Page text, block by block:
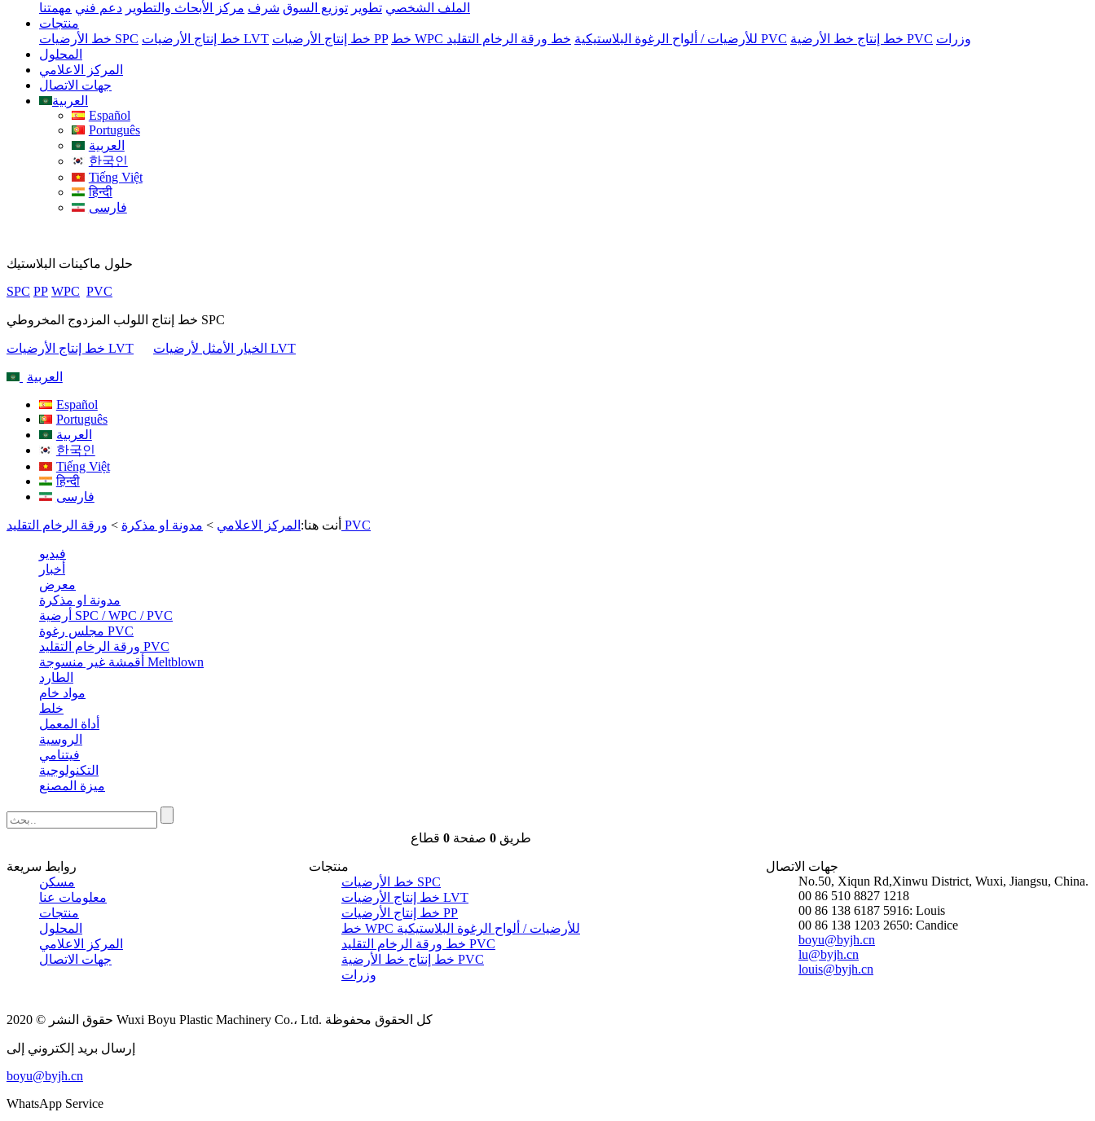
الملف الشخصي تطوير توزيع السوق شرف مركز الأبحاث والتطوير دعم فني مهمتنا
منتجات
خط الأرضيات SPC
خط إنتاج الأرضيات LVT خط إنتاج الأرضيات PP خط WPC للأرضيات / ألواح الرغوة البلاستيكية خط ورقة الرخام التقليد PVC خط إنتاج خط الأرضية PVC وزرات
المحلول
المركز الاعلامي
جهات الاتصال
العربية
Español
Português
العربية
한국인
Tiếng Việt
हिन्दी
فارسی
حلول ماكينات البلاستيك
SPC PP WPC PVC
خط إنتاج اللولب المزدوج المخروطي SPC
خط إنتاج الأرضيات LVT الخيار الأمثل لأرضيات LVT
العربية
Español
Português
العربية
한국인
Tiếng Việt
हिन्दी
فارسی
أنت هنا: المركز الاعلامي > مدونة او مذكرة > ورقة الرخام التقليد PVC
فيديو
أخبار
معرض
مدونة او مذكرة
أرضية SPC / WPC / PVC
مجلس رغوة PVC
ورقة الرخام التقليد PVC
أقمشة غير منسوجة Meltblown
الطارد
مواد خام
خلط
أداة المعمل
الروسية
فيتنامي
التكنولوجية
ميزة المصنع
طريق0 صفحة0 قطاع
روابط سريعة
مسكن
معلومات عنا
منتجات
المحلول
المركز الاعلامي
جهات الاتصال
منتجات
خط الأرضيات SPC
خط إنتاج الأرضيات LVT
خط إنتاج الأرضيات PP
خط WPC للأرضيات / ألواح الرغوة البلاستيكية
خط ورقة الرخام التقليد PVC
خط إنتاج خط الأرضية PVC
وزرات
جهات الاتصال
No.50, Xiqun Rd,Xinwu District, Wuxi, Jiangsu, China.
00 86 510 8827 1218
00 86 138 6187 5916: Louis
00 86 138 1203 2650: Candice
boyu@byjh.cn
lu@byjh.cn
louis@byjh.cn
حقوق النشر © 2020 Wuxi Boyu Plastic Machinery Co.، Ltd. كل الحقوق محفوظة
إرسال بريد إلكتروني إلى
boyu@byjh.cn
WhatsApp Service